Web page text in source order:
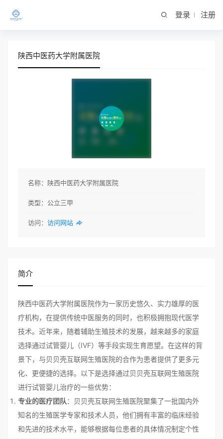
登录 注册
陕西中医药大学附属医院
名称： 陕西中医药大学附属医院
类型： 公立三甲
访问： 访问网站
简介
陕西中医药大学附属医院作为一家历史悠久、实力雄厚的医
疗机构，在提供传统中医服务的同时，也积极拥抱现代医学
技术。近年来，随着辅助生殖技术的发展，越来越多的家庭
选择通过试管婴儿（IVF）等手段实现生育愿望。在这样的背
景下，与贝贝壳互联网生殖医院的合作为患者提供了更多元
化、更便捷的选择。以下是选择通过贝贝壳互联网生殖医院
进行试管婴儿治疗的一些优势：
专业的医疗团队：贝贝壳互联网生殖医院聚集了一批国内外
知名的生殖医学专家和技术人员，他们拥有丰富的临床经验
和先进的技术水平，能够根据每位患者的具体情况制定个性